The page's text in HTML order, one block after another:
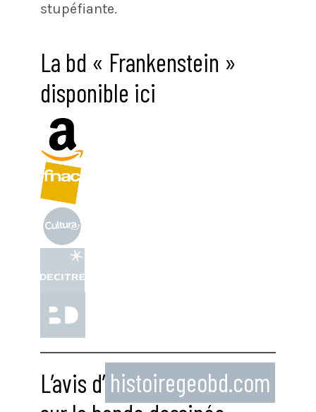
stupéfiante.
La bd « Frankenstein »
disponible ici
L’avis d’ histoiregeobd.com